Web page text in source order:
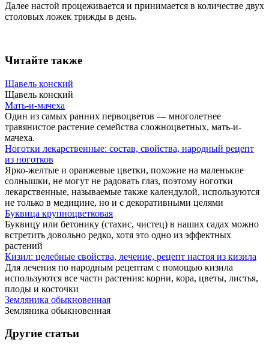
Далее настой процеживается и принимается в количестве двух
столовых ложек трижды в день.
Читайте также
Щавель конский
Щавель конский
Мать-и-мачеха
Один из самых ранних первоцветов — многолетнее
травянистое растение семейства сложноцветных, мать-и-
мачеха.
Ноготки лекарственные: состав, свойства, народный рецепт
из ноготков
Ярко-желтые и оранжевые цветки, похожие на маленькие
солнышки, не могут не радовать глаз, поэтому ноготки
лекарственные, называемые также календулой, используются
не только в медицине, но и с декоративными целями
Буквица крупноцветковая
Буквицу или бетонику (стахис, чистец) в наших садах можно
встретить довольно редко, хотя это одно из эффектных
растений
Кизил: целебные свойства, лечение, рецепт настоя из кизила
Для лечения по народным рецептам с помощью кизила
используются все части растения: корни, кора, цветы, листья,
плоды и косточки
Земляника обыкновенная
Земляника обыкновенная
Другие статьи